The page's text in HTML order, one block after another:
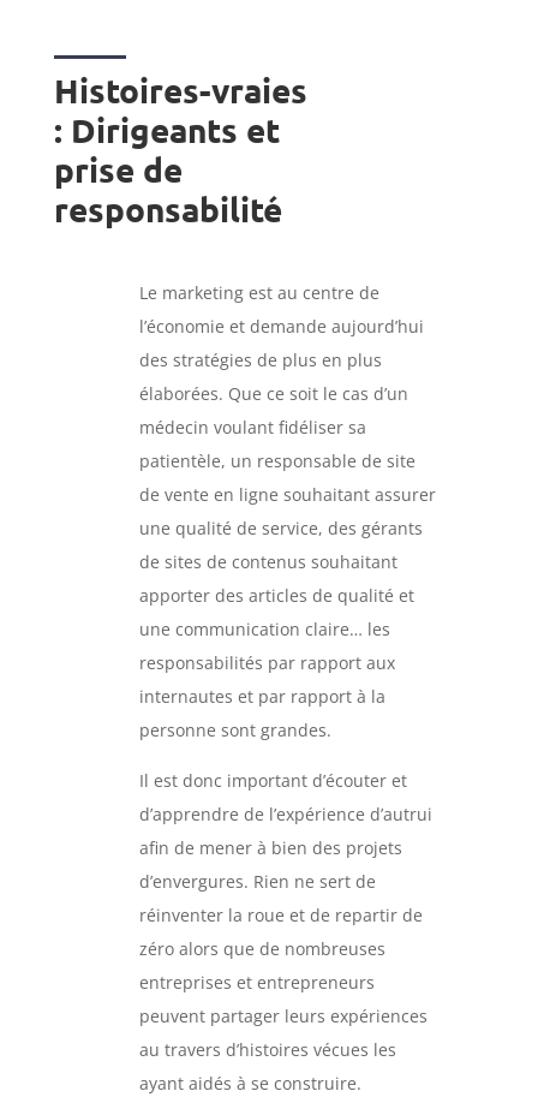
Histoires-vraies
: Dirigeants et
prise de
responsabilité
Le marketing est au centre de
l’économie et demande aujourd’hui
des stratégies de plus en plus
élaborées. Que ce soit le cas d’un
médecin voulant fidéliser sa
patientèle, un responsable de site
de vente en ligne souhaitant assurer
une qualité de service, des gérants
de sites de contenus souhaitant
apporter des articles de qualité et
une communication claire… les
responsabilités par rapport aux
internautes et par rapport à la
personne sont grandes.
Il est donc important d’écouter et
d’apprendre de l’expérience d’autrui
afin de mener à bien des projets
d’envergures. Rien ne sert de
réinventer la roue et de repartir de
zéro alors que de nombreuses
entreprises et entrepreneurs
peuvent partager leurs expériences
au travers d’histoires vécues les
ayant aidés à se construire.